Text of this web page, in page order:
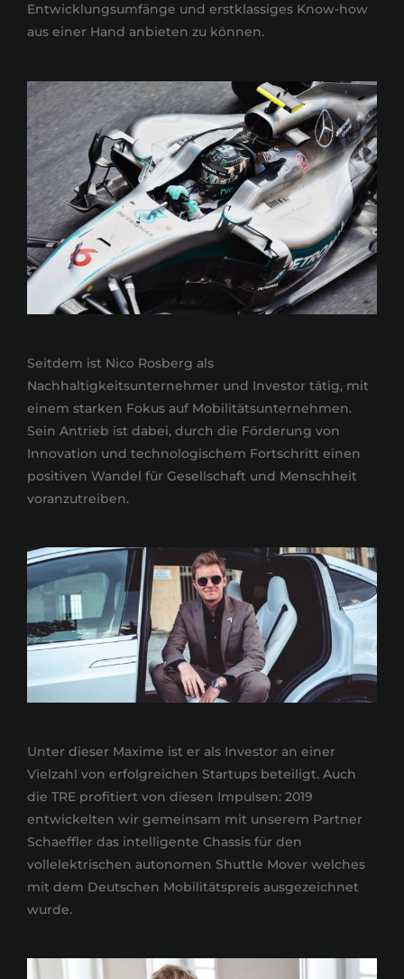
Entwicklungsumfänge und erstklassiges Know-how
aus einer Hand anbieten zu können.
Seitdem ist Nico Rosberg als
Nachhaltigkeitsunternehmer und Investor tätig, mit
einem starken Fokus auf Mobilitätsunternehmen.
Sein Antrieb ist dabei, durch die Förderung von
Innovation und technologischem Fortschritt einen
positiven Wandel für Gesellschaft und Menschheit
voranzutreiben.
Unter dieser Maxime ist er als Investor an einer
Vielzahl von erfolgreichen Startups beteiligt. Auch
die TRE profitiert von diesen Impulsen: 2019
entwickelten wir gemeinsam mit unserem Partner
Schaeffler das intelligente Chassis für den
vollelektrischen autonomen Shuttle Mover welches
mit dem Deutschen Mobilitätspreis ausgezeichnet
wurde.